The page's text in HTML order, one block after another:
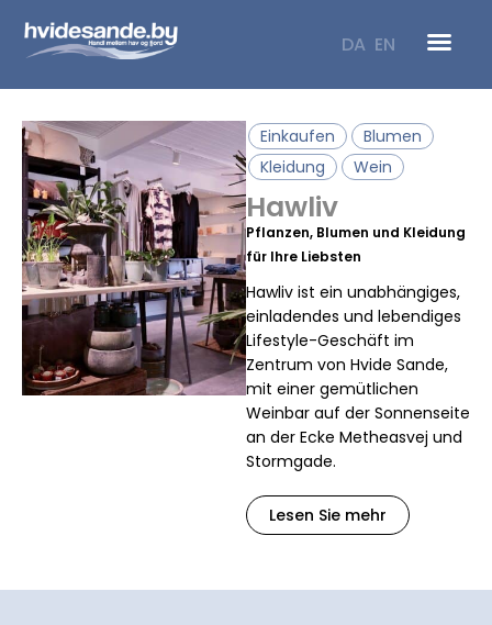
Inhalt
springen
DA EN
Einkaufen
Blumen
Kleidung
Wein
Hawliv
Pflanzen, Blumen und Kleidung
für Ihre Liebsten
Hawliv ist ein unabhängiges,
einladendes und lebendiges
Lifestyle-Geschäft im
Zentrum von Hvide Sande,
mit einer gemütlichen
Weinbar auf der Sonnenseite
an der Ecke Metheasvej und
Stormgade.
Lesen Sie mehr